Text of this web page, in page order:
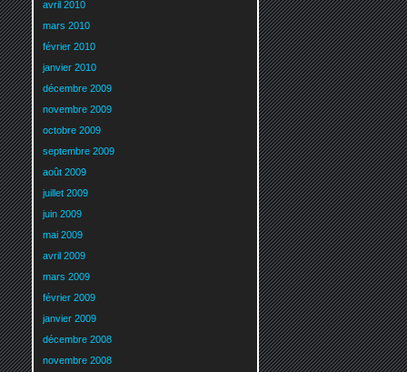
avril 2010
mars 2010
février 2010
janvier 2010
décembre 2009
novembre 2009
octobre 2009
septembre 2009
août 2009
juillet 2009
juin 2009
mai 2009
avril 2009
mars 2009
février 2009
janvier 2009
décembre 2008
novembre 2008